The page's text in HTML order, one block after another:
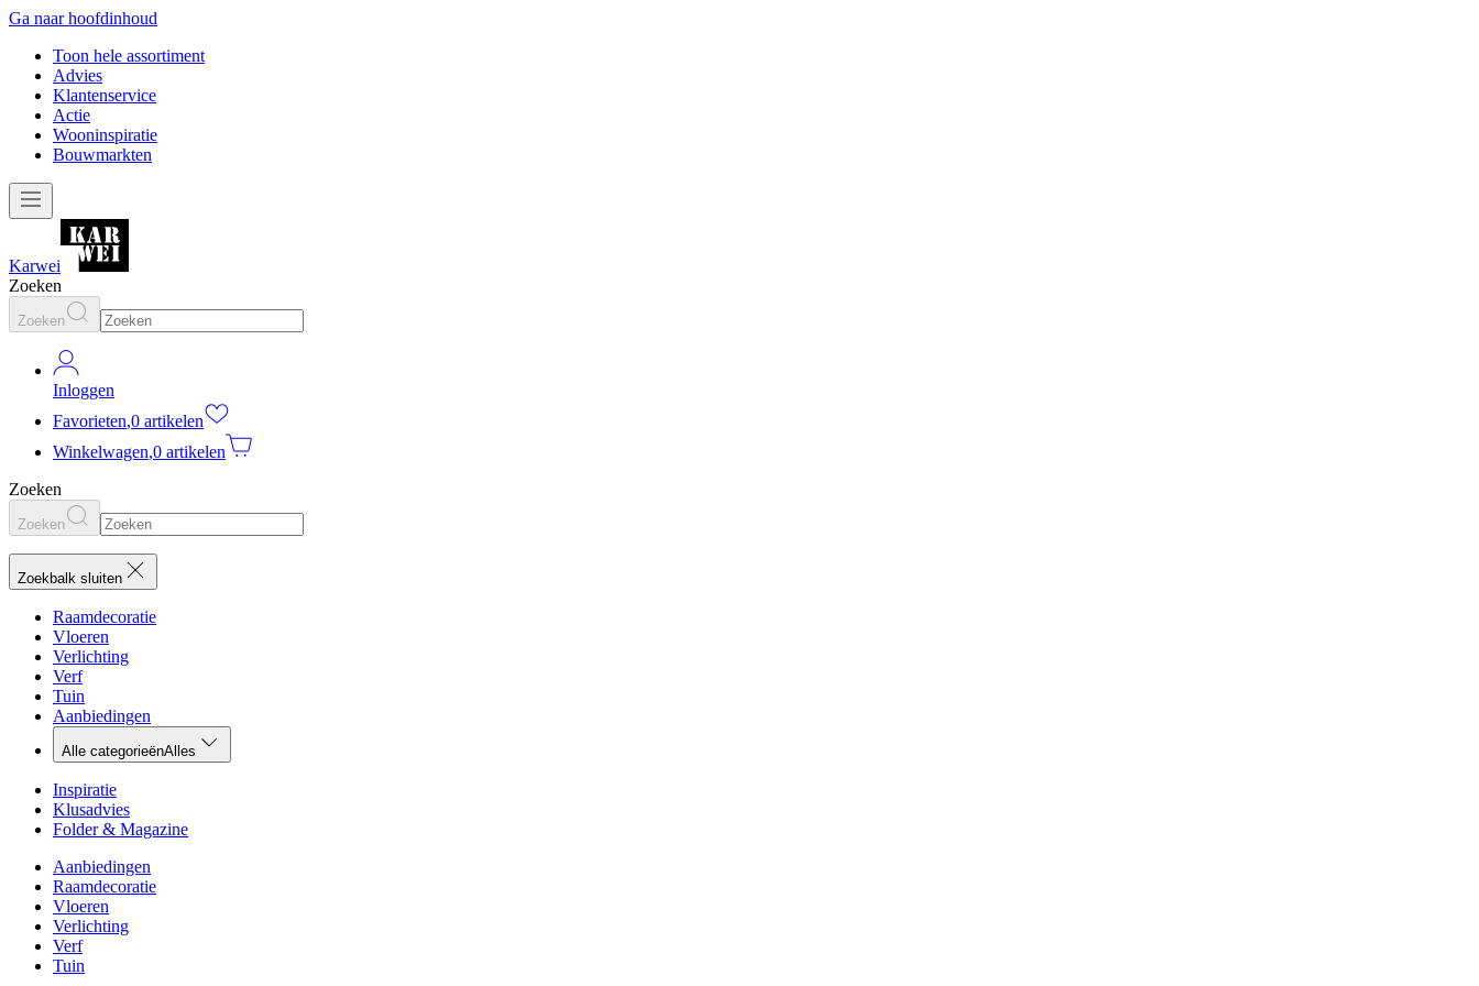
Ga naar hoofdinhoud
Toon hele assortiment
Advies
Klantenservice
Actie
Wooninspiratie
Bouwmarkten
Karwei
Zoeken
Zoeken
Inloggen
Favorieten,0 artikelen
Winkelwagen,0 artikelen
Zoeken
Zoeken
Zoekbalk sluiten
Raamdecoratie
Vloeren
Verlichting
Verf
Tuin
Aanbiedingen
Alle categorieënAlles
Inspiratie
Klusadvies
Folder & Magazine
Aanbiedingen
Raamdecoratie
Vloeren
Verlichting
Verf
Tuin